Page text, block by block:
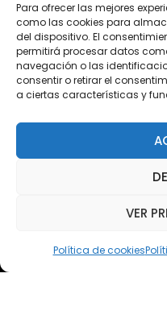
Para ofrecer las mejores
como las cookies para
del dispositivo. El
permitirá procesar datos
navegación o las
consentir o retirar el
a ciertas características y
VER
Política de cookies
Plataforma 2.0
Acceso Cursos UNIR
Teléfono: (+34) 958
Teléfono: (+34) 618